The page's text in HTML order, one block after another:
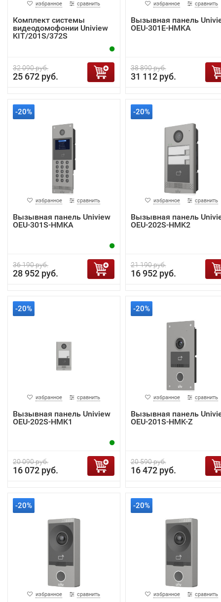
избранное сравнить
Комплект системы
видеодомофонии Uniview
KIT/201S/372S
32 090 руб.
25 672 руб.
избранное сравнить
Вызывная панель
OEU-301E-HMKA
38 890 руб.
31 112 руб.
-20%
избранное сравнить
Вызывная панель Uniview
OEU-301S-HMKA
36 190 руб.
28 952 руб.
-20%
избранное сравнить
Вызывная панель
OEU-202S-HMK2
21 190 руб.
16 952 руб.
-20%
избранное сравнить
Вызывная панель Uniview
OEU-202S-HMK1
20 090 руб.
16 072 руб.
-20%
избранное сравнить
Вызывная панель
OEU-201S-HMK-Z
20 590 руб.
16 472 руб.
-20%
избранное сравнить
-20%
избранное сравнить